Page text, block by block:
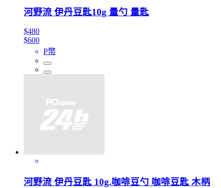
河野流 伊丹豆匙10g 量勺 量匙
$480
$600
P幣
河野流 伊丹豆匙 10g.咖啡豆勺 咖啡豆匙 木柄